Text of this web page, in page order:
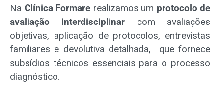
Na Clínica Formare realizamos um protocolo de
avaliação interdisciplinar com avaliações
objetivas, aplicação de protocolos, entrevistas
familiares e devolutiva detalhada, que fornece
subsídios técnicos essenciais para o processo
diagnóstico.